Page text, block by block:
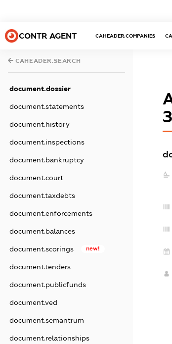
CONTR AGENT CAHEADER.COMPANIES
CAHEADER.SEARCH
document.dossier
document.statements
document.history
document.inspections
document.bankruptcy
document.court
document.taxdebts
document.enforcements
document.balances
document.scorings new!
document.tenders
document.publicfunds
document.ved
document.semantrum
document.relationships